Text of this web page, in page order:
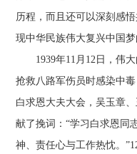
历程，而且还可以深刻感
现中华民族伟大复兴中国梦
1939年11月12日，伟大
抢救八路军伤员时感染中
白求恩大夫大会，吴玉章
献了挽词：“学习白求恩同
神、责任心与工作热忱。